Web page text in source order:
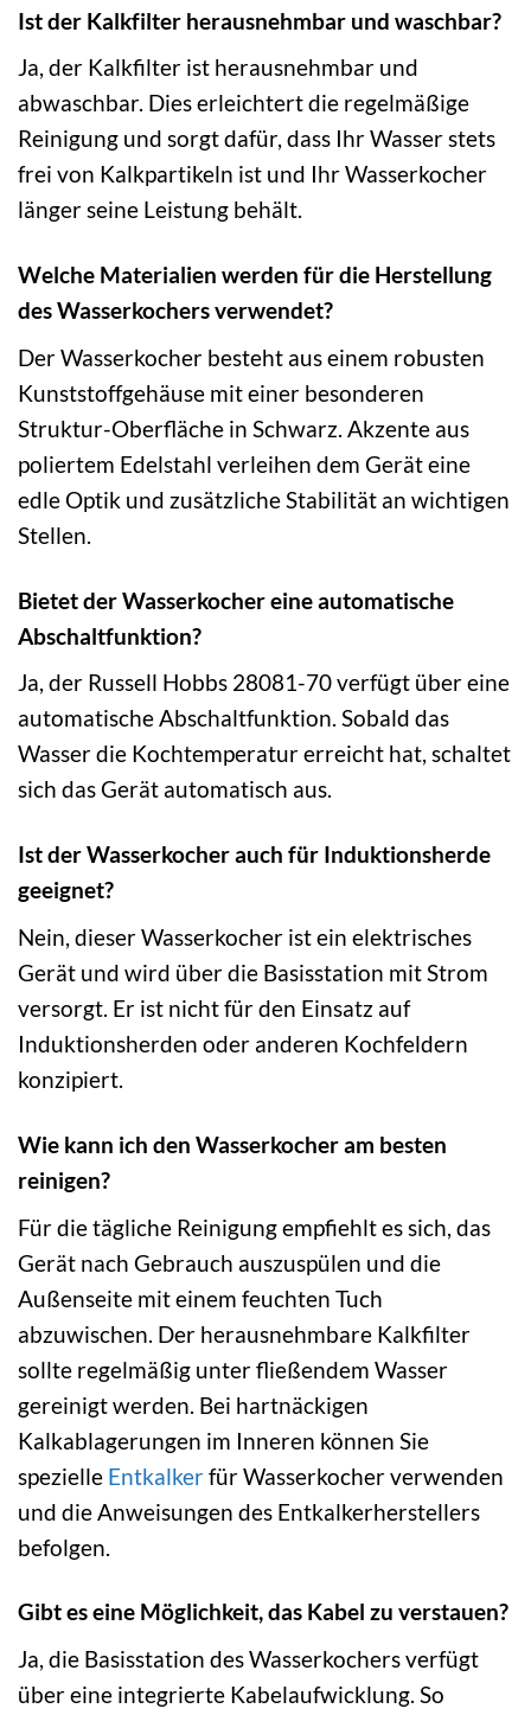
Ist der Kalkfilter herausnehmbar und waschbar?
Ja, der Kalkfilter ist herausnehmbar und
abwaschbar. Dies erleichtert die regelmäßige
Reinigung und sorgt dafür, dass Ihr Wasser stets
frei von Kalkpartikeln ist und Ihr Wasserkocher
länger seine Leistung behält.
Welche Materialien werden für die Herstellung
des Wasserkochers verwendet?
Der Wasserkocher besteht aus einem robusten
Kunststoffgehäuse mit einer besonderen
Struktur-Oberfläche in Schwarz. Akzente aus
poliertem Edelstahl verleihen dem Gerät eine
edle Optik und zusätzliche Stabilität an wichtigen
Stellen.
Bietet der Wasserkocher eine automatische
Abschaltfunktion?
Ja, der Russell Hobbs 28081-70 verfügt über eine
automatische Abschaltfunktion. Sobald das
Wasser die Kochtemperatur erreicht hat, schaltet
sich das Gerät automatisch aus.
Ist der Wasserkocher auch für Induktionsherde
geeignet?
Nein, dieser Wasserkocher ist ein elektrisches
Gerät und wird über die Basisstation mit Strom
versorgt. Er ist nicht für den Einsatz auf
Induktionsherden oder anderen Kochfeldern
konzipiert.
Wie kann ich den Wasserkocher am besten
reinigen?
Für die tägliche Reinigung empfiehlt es sich, das
Gerät nach Gebrauch auszuspülen und die
Außenseite mit einem feuchten Tuch
abzuwischen. Der herausnehmbare Kalkfilter
sollte regelmäßig unter fließendem Wasser
gereinigt werden. Bei hartnäckigen
Kalkablagerungen im Inneren können Sie
spezielle Entkalkerfür Wasserkocher verwenden
und die Anweisungen des Entkalkerherstellers
befolgen.
Gibt es eine Möglichkeit, das Kabel zu verstauen?
Ja, die Basisstation des Wasserkochers verfügt
über eine integrierte Kabelaufwicklung. So